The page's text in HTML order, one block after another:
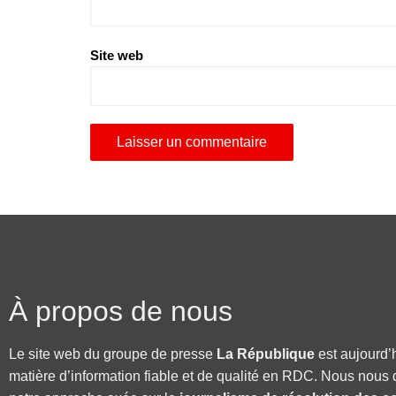
Site web
À propos de nous
Le site web du groupe de presse La République est
matière d’information fiable et de qualité en RDC. Nous nous